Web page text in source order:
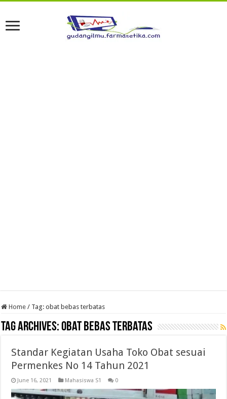
Home / Tag:obat bebas terbatas
Tag Archives:obat bebas terbatas
Standar Kegiatan Usaha Toko Obat sesuai
Permenkes No 14 Tahun 2021
June 16, 2021 Mahasiswa S1 0